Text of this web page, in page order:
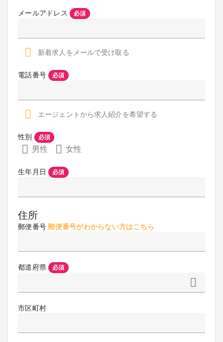
メールアドレス 必須
新着求人をメールで受け取る
電話番号 必須
エージェントから求人紹介を希望する
性別 必須
男性 女性
生年月日 必須
住所
郵便番号郵便番号がわからない方はこちら
都道府県 必須
市区町村